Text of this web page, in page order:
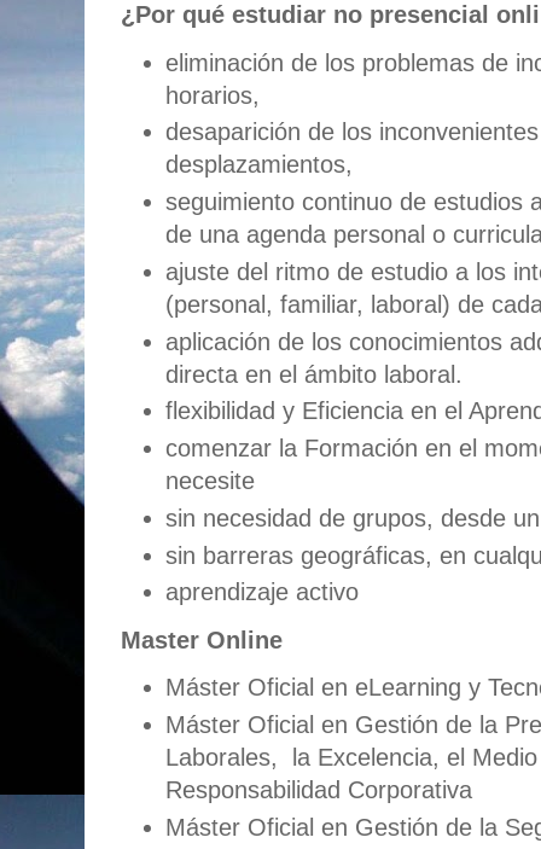
¿Por qué estudiar no presencial
eliminación de los problemas de
horarios,
desaparición de los
desplazamientos,
seguimiento continuo de estudios
de una agenda personal o
ajuste del ritmo de estudio a los
(personal, familiar, laboral) de
aplicación de los conocimientos
directa en el ámbito laboral.
flexibilidad y Eficiencia en el
comenzar la Formación en el
necesite
sin necesidad de grupos, desde
sin barreras geográficas, en
aprendizaje activo
Master Online
Máster Oficial en eLearning y
Máster Oficial en Gestión de la
Laborales, la Excelencia, el
Responsabilidad Corporativa
Máster Oficial en Gestión de la